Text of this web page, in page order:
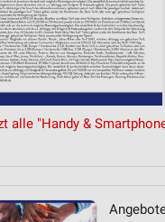
alle "Handy &
von aktiv angeforderten